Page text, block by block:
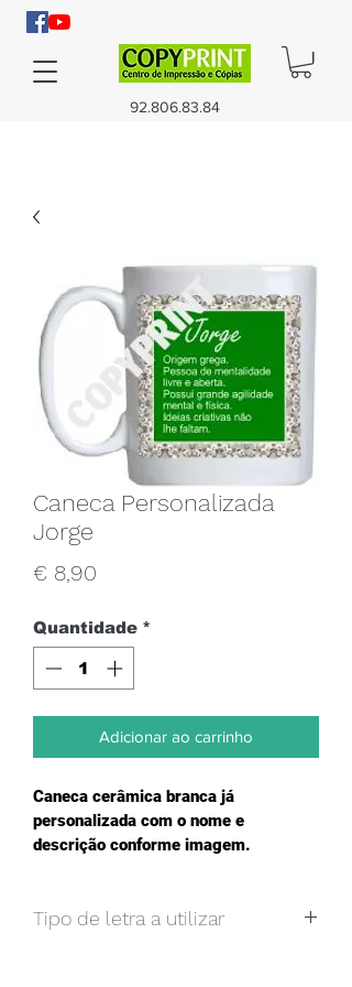
92.806.83.84
Caneca Personalizada
Jorge
€ 8,90
Quantidade *
Adicionar ao carrinho
Caneca cerâmica branca já
personalizada com o nome e
descrição conforme imagem.
Tipo de letra a utilizar